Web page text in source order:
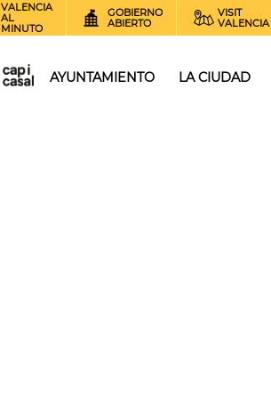
VALENCIA
AL
MINUTO
GOBIERNO
ABIERTO
VISIT
VALENCIA
AYUNTAMIENTO LA CIUDAD